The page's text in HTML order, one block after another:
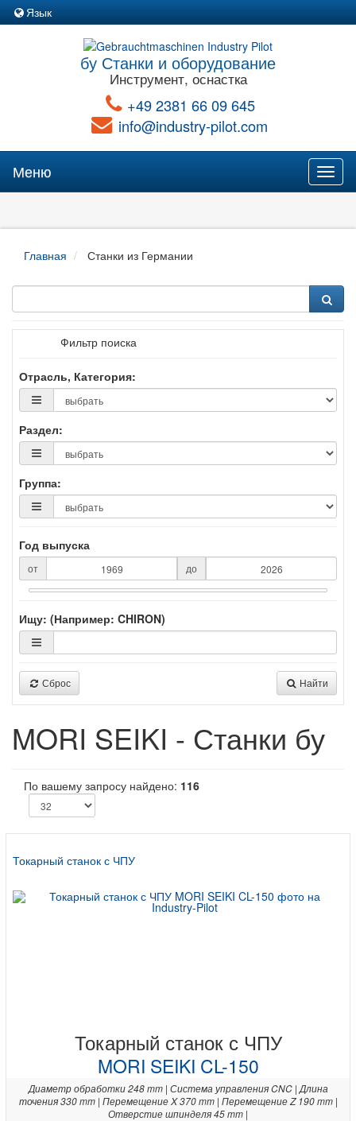
Язык
бу Станки и оборудование
Инструмент, оснастка
+49 2381 66 09 645
info@industry-pilot.com
Меню
Главная Станки из Германии
Фильтр поиска
Отрасль, Категория:
Раздел:
Группа:
Год выпуска
от до
Ищу: (Например: CHIRON)
Сброс Найти
MORI SEIKI - Станки бу
По вашему запросу найдено: 116
Токарный станок с ЧПУ
Токарный станок с ЧПУ
MORI SEIKI CL-150
Диаметр обработки 248 mm | Система управления CNC | Длина
точения 330 mm | Перемещение X 370 mm | Перемещение Z 190 mm |
Отверстие шпинделя 45 mm |